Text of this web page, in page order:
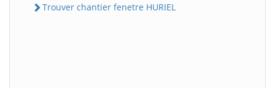
Trouver chantier fenetre HURIEL